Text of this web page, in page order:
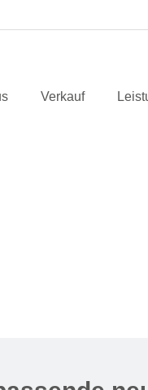
Verkauf